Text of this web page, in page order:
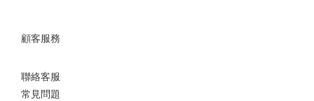
顧客服務
聯絡客服
常見問題